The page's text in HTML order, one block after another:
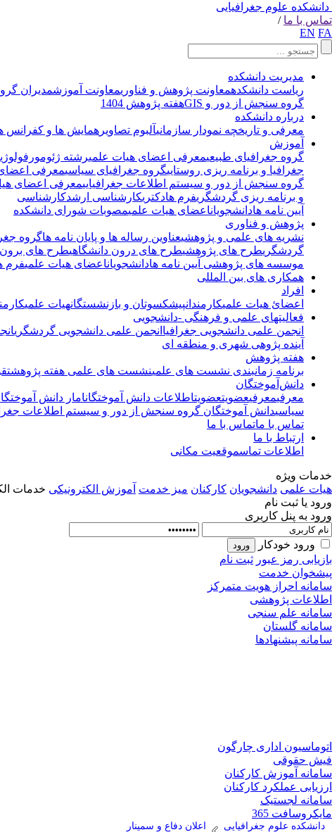
دانشکده علوم جغرافیایی
تماس با ما /
EN FA
مدیریت دانشکده
ریاست دانشکدهمعاونت پژوهش و فناوریمعاونت آموزشمدیران
گروه سنجش از دور و GIS
هفته پژوهش 1404
درباره دانشکده
معرفی و تاریخچه نمودار سازمانیآلبوم تصاویر همایش ها و کفرانس
آموزش
گروه جغرافیای طبیعیمعرفی اعضای هیات علمیرشته ژئومورفولوژی
جغرافیا و برنامه ریزی روستاییگروه جغرافیای سیاسیمعرفی
گروه سنجش از دور و سیستم اطلاعات جغرافیاییمعرفی اعضای
و برنامه ریزی گردشگریفرم هادکتریکارشناسی ارشدکارشناسی
آیین نامه هادانشجویاناعضای هیات علمیمصوبات شورای دانشکده
پژوهش و فناوری
نشریه های علمی و پژوهشیعناوین رساله ها و پایان نامه هاگروه
گردشگریطرح های پژوهشیطرح های درون دانشگاهیطرح های برون
موسسه های پژوهشی آیین نامه هادانشجویاناعضای هیات علمیفرم
همکاری های بین المللی
افراد
اعضائ هیات علمیکارمندانپیشکسوتان و بازنشستگانهیات علمی
فعالیتهای علمی و فرهنگی -دانشجویی
انجمن علمی دانشجویی جغرافیا انجمن علمی دانشجویی گردشگری
آینده پژوهی شهری و منطقه ای
هفته پژوهش
برنامه زمانبندی نشست های علمینشست های علمی هفته پژوهش
دانش‌آموختگان
معرفیمعرفیعضویتعضویتاطلاعات دانش آموختگانامار دانش
سیاسیدانش آموختگان گروه سنجش از دور و سیستم اطلاعات
تماس با ماتماس با ما
ارتباط با ما
اطلاعات تماسموقعیت مکانی
خدمات ویژه
هیات علمی دانشجویان کارکنان میز خدمت آموزش الکترونیکی خدمات
ورود یا ثبت نام
ورود به پنل کاربری
ورود خودکار
بازیابی رمز عبور ثبت نام
پیشخوان خدمت
سامانه احراز هویت متمرکز
اطلاعات پژوهشی
سامانه علم سنجی
سامانه گلستان
سامانه پیشنهادها
اتوماسیون اداری چارگون
فیش حقوقی
سامانه آموزش کارکنان
ارزیابی عملکرد کارکنان
سامانه لجستیک
مایکروسافت 365
دانشکده علوم جغرافیایی اعلان دفاع و سمینار